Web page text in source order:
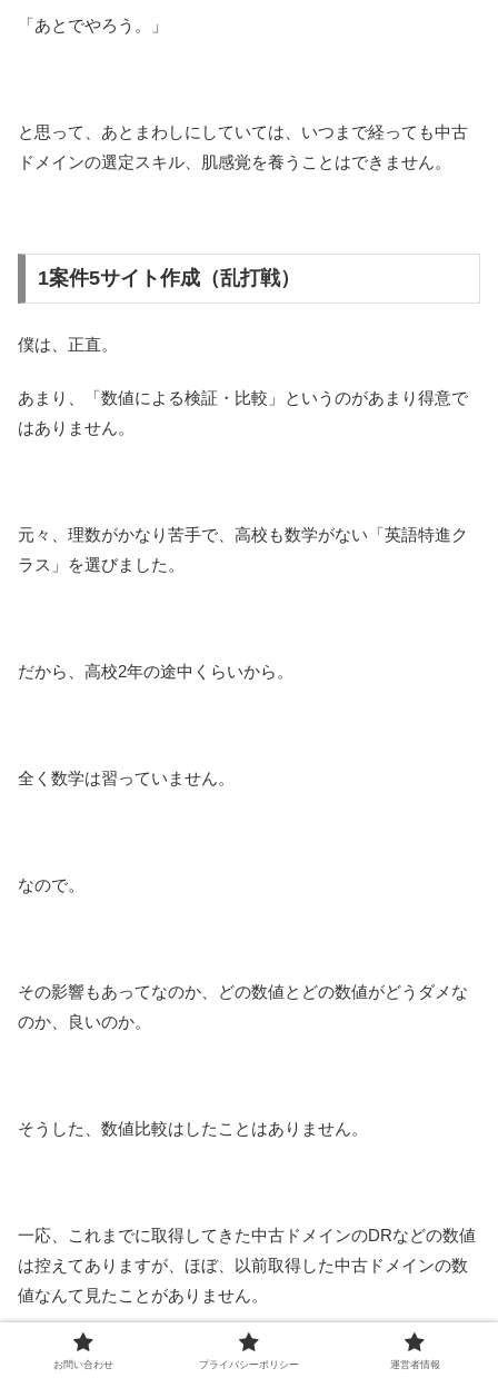
「あとでやろう。」
と思って、あとまわしにしていては、いつまで経っても中古
ドメインの選定スキル、肌感覚を養うことはできません。
1案件5サイト作成（乱打戦）
僕は、正直。
あまり、「数値による検証・比較」というのがあまり得意で
はありません。
元々、理数がかなり苦手で、高校も数学がない「英語特進ク
ラス」を選びました。
だから、高校2年の途中くらいから。
全く数学は習っていません。
なので。
その影響もあってなのか、どの数値とどの数値がどうダメな
のか、良いのか。
そうした、数値比較はしたことはありません。
一応、これまでに取得してきた中古ドメインのDRなどの数値
は控えてありますが、ほぼ、以前取得した中古ドメインの数
値なんて見たことがありません。
お問い合わせ プライバシーポリシー 運営者情報